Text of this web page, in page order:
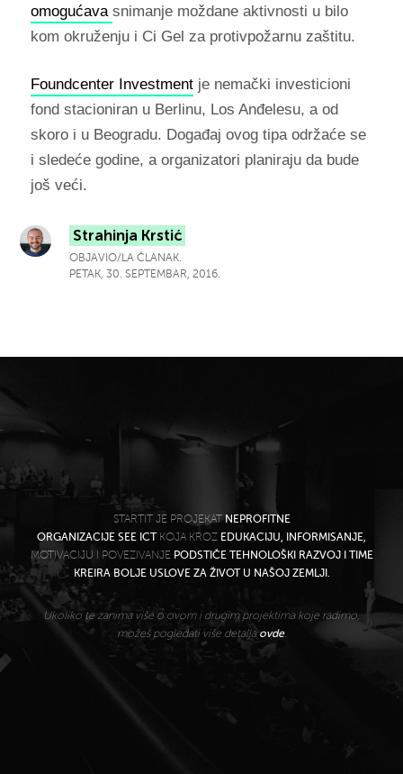
omogućava snimanje moždane aktivnosti u bilo
kom okruženju i Ci Gel za protivpožarnu zaštitu.
Foundcenter Investmentje nemački investicioni
fond stacioniran u Berlinu, Los Anđelesu, a od
skoro i u Beogradu. Događaj ovog tipa održaće se
i sledeće godine, a organizatori planiraju da bude
još veći.
Strahinja Krstić
OBJAVIO/LA ČLANAK.
PETAK, 30. SEPTEMBAR, 2016.
STARTIT JE PROJEKAT NEPROFITNE
ORGANIZACIJE SEE ICTKOJA KROZ EDUKACIJU, INFORMISANJE,
MOTIVACIJU I POVEZIVANJE PODSTIČE TEHNOLOŠKI RAZVOJ I TIME
KREIRA BOLJE USLOVE ZA ŽIVOT U NAŠOJ ZEMLJI.
Ukoliko te zanima više o ovom i drugim projektima koje radimo,
možeš pogledati više detalja ovde.